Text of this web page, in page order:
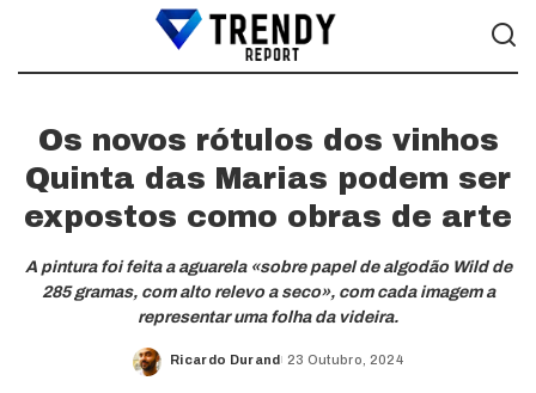
Os novos rótulos dos vinhos
Quinta das Marias podem ser
expostos como obras de arte
A pintura foi feita a aguarela «sobre papel de algodão Wild de
285 gramas, com alto relevo a seco», com cada imagem a
representar uma folha da videira.
Posted
Ricardo Durand 23 Outubro, 2024